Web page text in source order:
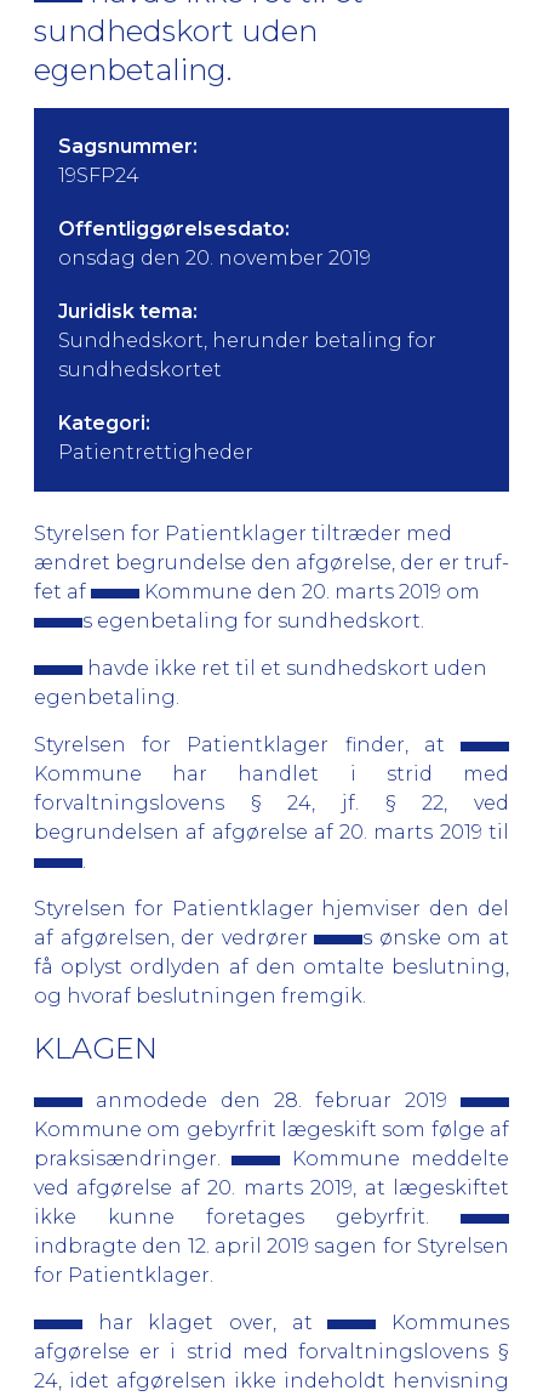
sundhedskort uden
egenbetaling.
Sagsnummer:
19SFP24
Offentliggørelsesdato:
onsdag den 20. november 2019
Juridisk tema:
Sundhedskort, herunder betaling for
sundhedskortet
Kategori:
Patientrettigheder
Styrelsen for Patientklager tiltræder med
ændret begrundelse den afgørelse, der er truf­
fet af
Kommune den 20. marts 2019 om
s egenbetaling for sundhedskort.
havde ikke ret til et sundhedskort uden
egenbetaling.
Styrelsen for Patientklager finder, at
Kommune har handlet i strid med
forvaltningslovens § 24, jf. § 22, ved
begrundelsen af afgørelse af 20. marts 2019 til
Styrelsen for Patientklager hjemviser den del
af afgørelsen, der vedrører
s ønske om at
få oplyst ordlyden af den omtalte beslutning,
og hvoraf beslutningen fremgik.
KLAGEN
anmodede den 28. februar 2019
Kommune om gebyrfrit lægeskift som følge af
praksisændringer.
Kommune meddelte
ved afgørelse af 20. marts 2019, at lægeskiftet
ikke kunne foretages gebyrfrit.
indbragte den 12. april 2019 sagen for Styrelsen
for Patientklager.
har klaget over, at
Kommunes
afgørelse er i strid med forvaltningslovens §
24, idet afgørelsen ikke indeholdt henvisning